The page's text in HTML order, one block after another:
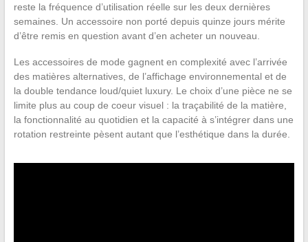
reste la fréquence d’utilisation réelle sur les deux dernières
semaines. Un accessoire non porté depuis quinze jours mérite
d’être remis en question avant d’en acheter un nouveau.
Les accessoires de mode gagnent en complexité avec l’arrivée
des matières alternatives, de l’affichage environnemental et de
la double tendance loud/quiet luxury. Le choix d’une pièce ne se
limite plus au coup de coeur visuel : la traçabilité de la matière,
la fonctionnalité au quotidien et la capacité à s’intégrer dans une
rotation restreinte pèsent autant que l’esthétique dans la durée.